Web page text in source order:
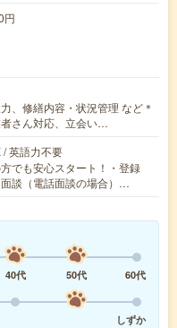
円
、修繕内容・状況管理 など＊
さん対応、立会い…
/ 英語力不要
でも安心スタート！・登録
談（電話面談の場合）…
40代 50代
60代
しずか